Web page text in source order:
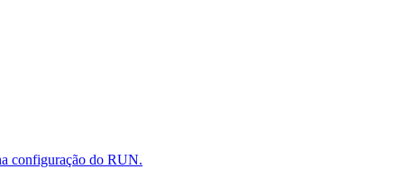
configuração do RUN.